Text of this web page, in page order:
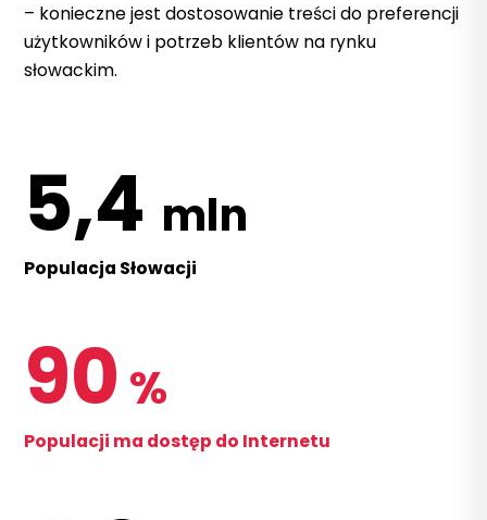
– konieczne jest dostosowanie treści do preferencji
użytkowników i potrzeb klientów na rynku
słowackim.
5,4 mln
Populacja Słowacji
90 %
Populacji ma dostęp do Internetu